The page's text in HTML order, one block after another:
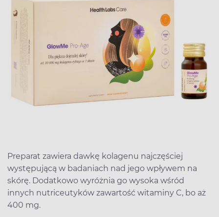
Preparat zawiera dawkę kolagenu najczęściej
występującą w badaniach nad jego wpływem na
skórę. Dodatkowo wyróżnia go wysoka wśród
innych nutriceutyków zawartość witaminy C, bo aż
400 mg.